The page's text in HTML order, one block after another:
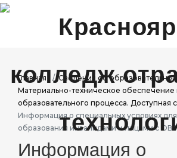
ДИСТАНЦИОННОЕ ОБУЧЕНИЕ
ДЕЯТЕЛЬНОСТЬ
ПРОЕКТЫ
АБИТУРИЕНТАМ
Главная
Сведения об
Материально-техническое обеспечение
образовательного процесса. Доступная
Информация о специальных условиях
образования инвалидами и лицами с ОВЗ
Информация о